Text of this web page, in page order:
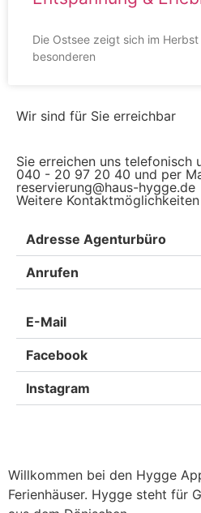
Die Ostsee zeigt sich im
besonderen
Wir sind für Sie erreichbar
Sie erreichen uns telefonisch
040 - 20 97 20 40 und per
reservierung@haus-hygge.de
Weitere
Adresse Agenturbüro
Anrufen
E-Mail
Facebook
Instagram
Willkommen bei den Hygge
Ferienhäuser. Hygge steht für